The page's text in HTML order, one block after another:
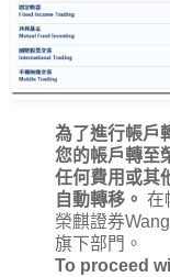
為了進行帳戶
您的帳戶轉至
任何費用或其
自動轉移。 在
榮麒證券
旗下部門。
To proceed